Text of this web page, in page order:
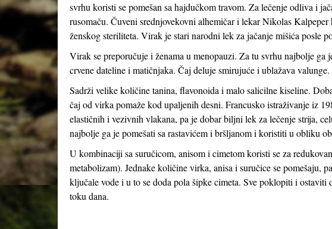
svrhu koristi se pomešan sa hajdučkom travom. Za lečenje odliva i
rusomaču. Čuveni srednjovekovni alhemičar i lekar Nikolas
ženskog steriliteta. Virak je stari narodni lek za jačanje mišića posle
Virak se preporučuje i ženama u menopauzi. Za tu svrhu najbolje ga
crvene dateline i matičnjaka. Čaj deluje smirujuće i ublažava valunge.
Sadrži velike količine tanina, flavonoida i malo salicilne kiseline.
čaj od virka pomaže kod upaljenih desni. Francusko istraživanje iz
elastičnih i vezivnih vlakana, pa je dobar biljni lek za lečenje strija,
najbolje ga je pomešati sa rastavićem i bršljanom i koristiti u obliku
U kombinaciji sa suručicom, anisom i cimetom koristi se za
metabolizam). Jednake količine virka, anisa i suručice se pomešaju,
ključale vode i u to se doda pola šipke cimeta. Sve poklopiti i ostaviti
toku dana.